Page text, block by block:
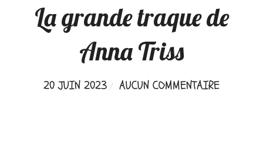
La grande traque de
Anna Triss
20 JUIN 2023 AUCUN COMMENTAIRE